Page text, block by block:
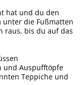
hat und du den
unter die Fußmatten
raus, bis du auf das
und Auspufftöpfe
Teppiche und